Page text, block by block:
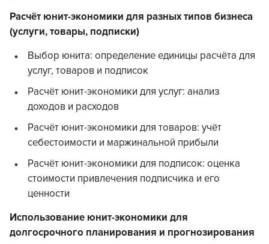
Расчёт юнит-экономики для разных типов бизнеса
(услуги, товары, подписки)
Выбор юнита: определение единицы расчёта для
услуг, товаров и подписок
Расчёт юнит-экономики для услуг: анализ
доходов и расходов
Расчёт юнит-экономики для товаров: учёт
себестоимости и маржинальной прибыли
Расчёт юнит-экономики для подписок: оценка
стоимости привлечения подписчика и его
ценности
Использование юнит-экономики для
долгосрочного планирования и прогнозирования